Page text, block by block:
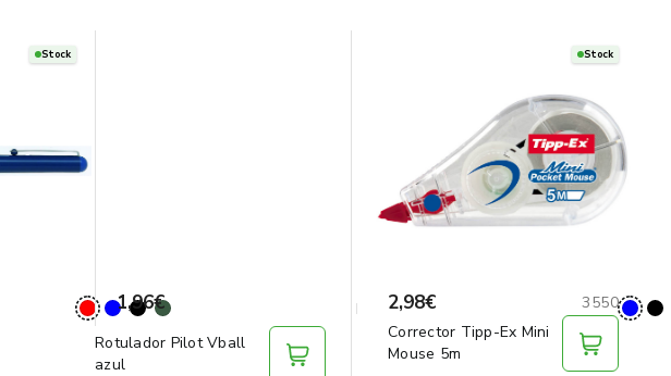
Stock
1,96€
Rotulador Pilot Vball
azul
Stock
2,98€
3550
Corrector Tipp-Ex Mini
Mouse 5m